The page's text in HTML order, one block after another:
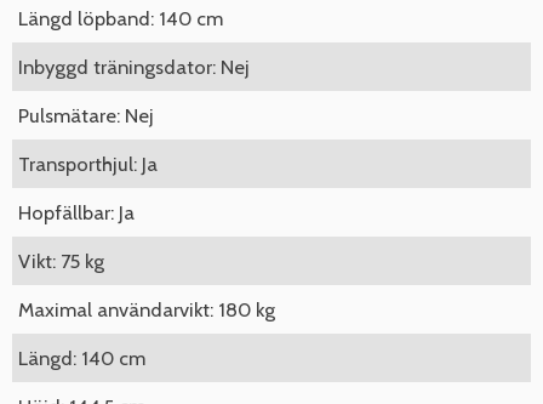
Längd löpband: 140 cm
Inbyggd träningsdator: Nej
Pulsmätare: Nej
Transporthjul: Ja
Hopfällbar: Ja
Vikt: 75 kg
Maximal användarvikt: 180 kg
Längd: 140 cm